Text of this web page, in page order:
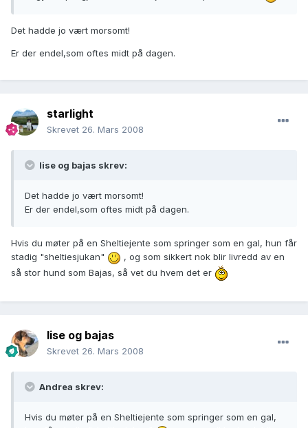
Det hadde jo vært morsomt!
Er der endel,som oftes midt på dagen.
starlight
Skrevet 26. Mars 2008
lise og bajas skrev:
Det hadde jo vært morsomt!
Er der endel,som oftes midt på dagen.
Hvis du møter på en Sheltiejente som springer som en gal, hun får
stadig "sheltiesjukan"
, og som sikkert nok blir livredd av en
så stor hund som Bajas, så vet du hvem det er
lise og bajas
Skrevet 26. Mars 2008
Andrea skrev:
Hvis du møter på en Sheltiejente som springer som en gal,